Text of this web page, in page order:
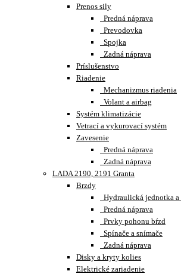
Prenos sily
Predná náprava
Prevodovka
Spojka
Zadná náprava
Príslušenstvo
Riadenie
Mechanizmus riadenia
Volant a airbag
Systém klimatizácie
Vetrací a vykurovací systém
Zavesenie
Predná náprava
Zadná náprava
LADA 2190, 2191 Granta
Brzdy
Hydraulická jednotka a
Predná náprava
Prvky pohonu bŕzd
Spínače a snímače
Zadná náprava
Disky a kryty kolies
Elektrické zariadenie